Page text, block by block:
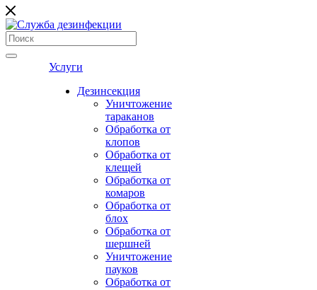
Услуги
Дезинсекция
Уничтожение
тараканов
Обработка от
клопов
Обработка от
клещей
Обработка от
комаров
Обработка от
блох
Обработка от
шершней
Уничтожение
пауков
Обработка от